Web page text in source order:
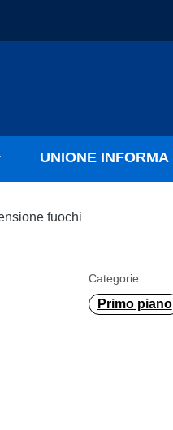
UNIONE INFORMA
fuochi
Categorie
Primo piano